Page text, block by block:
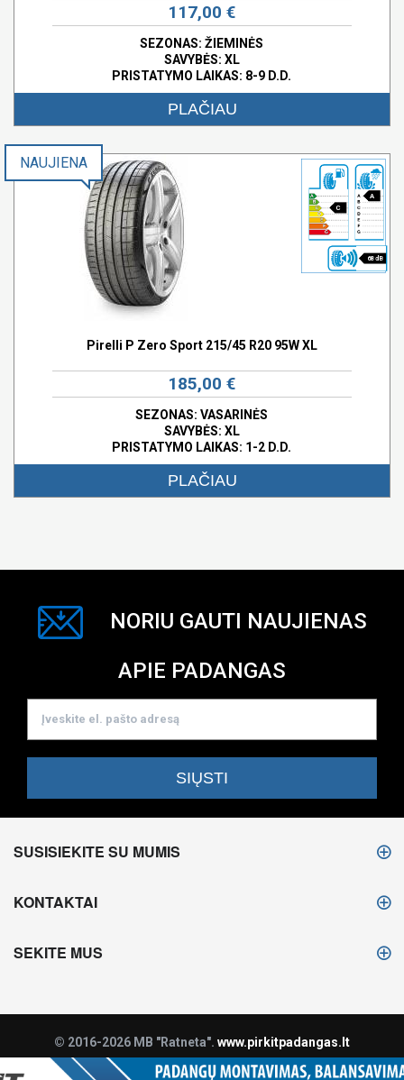
117,00 €
SEZONAS: ŽIEMINĖS
SAVYBĖS: XL
PRISTATYMO LAIKAS: 8-9 D.D.
PLAČIAU
C
A
68 dB
NAUJIENA
Pirelli P Zero Sport 215/45 R20 95W XL
185,00 €
SEZONAS: VASARINĖS
SAVYBĖS: XL
PRISTATYMO LAIKAS: 1-2 D.D.
PLAČIAU
NORIU GAUTI NAUJIENAS
APIE PADANGAS
SUSISIEKITE SU MUMIS
KONTAKTAI
SEKITE MUS
© 2016-2026 MB "Ratneta". www.pirkitpadangas.lt